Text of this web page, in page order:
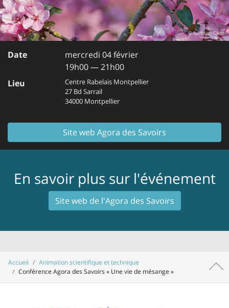
Date
mercredi 04 février
19h00 — 21h00
Lieu
Centre Rabelais Montpellier
27 Bd Sarrail
34000 Montpellier
Site web Agora des Savoirs
En savoir plus sur l'événement
Site web de l'Agora des Savoirs
Accueil
Animation scientifique et technique
Conférence Agora des Savoirs « Une vie de mésange »